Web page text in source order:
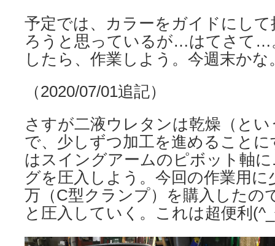
予定では、カラーをガイドにし
ろうと思っているが…はてさて…
したら、作業しよう。今週末かな
（2020/07/01追記）
さすが二液ウレタンは乾燥（と
で、少しずつ加工を進めること
はスイングアームのピボット軸
グを圧入しよう。今回の作業用
万（C型クランプ）を購入したの
と圧入していく。これは超便利